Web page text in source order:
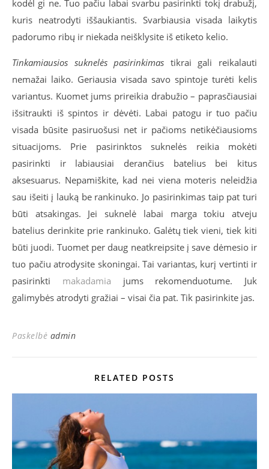
kodėl gi ne. Tuo pačiu labai svarbu pasirinkti tokį drabužį,
kuris neatrodyti iššaukiantis. Svarbiausia visada laikytis
padorumo ribų ir niekada neišklysite iš etiketo kelio.
Tinkamiausios suknelės pasirinkimas tikrai gali reikalauti
nemažai laiko. Geriausia visada savo spintoje turėti kelis
variantus. Kuomet jums prireikia drabužio – paprasčiausiai
išsitraukti iš spintos ir dėvėti. Labai patogu ir tuo pačiu
visada būsite pasiruošusi net ir pačioms netikėčiausioms
situacijoms. Prie pasirinktos suknelės reikia mokėti
pasirinkti ir labiausiai derančius batelius bei kitus
aksesuarus. Nepamiškite, kad nei viena moteris neleidžia
sau išeiti į lauką be rankinuko. Jo pasirinkimas taip pat turi
būti atsakingas. Jei suknelė labai marga tokiu atveju
batelius derinkite prie rankinuko. Galėtų tiek vieni, tiek kiti
būti juodi. Tuomet per daug neatkreipsite į save dėmesio ir
tuo pačiu atrodysite skoningai. Tai variantas, kurį vertinti ir
pasirinkti makadamia jums rekomenduotume. Juk
galimybės atrodyti gražiai – visai čia pat. Tik pasirinkite jas.
Paskelbė admin
RELATED POSTS